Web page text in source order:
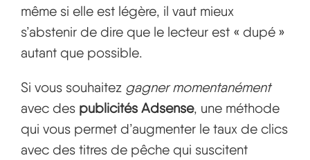
même si elle est légère, il vaut mieux
s’abstenir de dire que le lecteur est « dupé »
autant que possible.
Si vous souhaitez gagner momentanément
avec des publicités Adsense, une méthode
qui vous permet d’augmenter le taux de clics
avec des titres de pêche qui suscitent